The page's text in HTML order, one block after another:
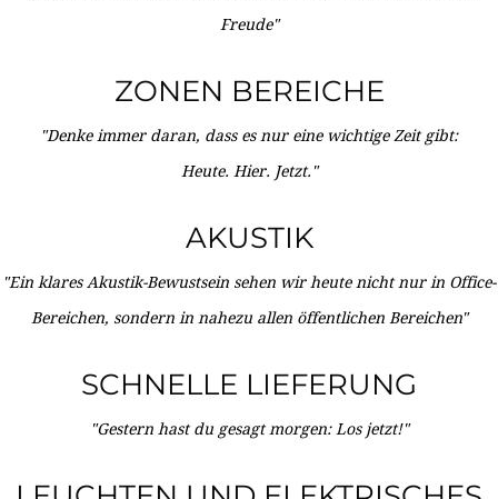
Freude"
ZONEN BEREICHE
"Denke immer daran, dass es nur eine wichtige Zeit gibt:
Heute. Hier. Jetzt."
AKUSTIK
"Ein klares Akustik-Bewustsein sehen wir heute nicht nur in Office-
Bereichen, sondern in nahezu allen öffentlichen Bereichen"
SCHNELLE LIEFERUNG
"Gestern hast du gesagt morgen: Los jetzt!"